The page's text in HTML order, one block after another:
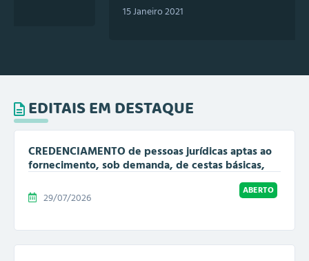
EDITAIS EM DESTAQUE
CREDENCIAMENTO de pessoas jurídicas aptas ao
fornecimento, sob demanda, de cestas básicas,
29/07/2026 ABERTO